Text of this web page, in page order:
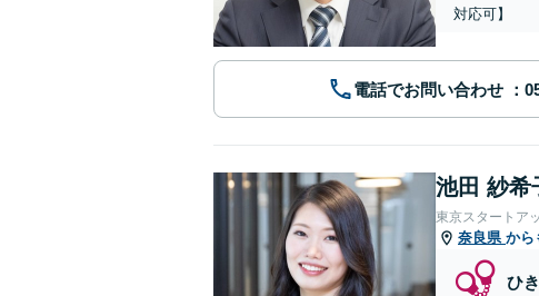
対応可】
電話でお問い合わせ
池田 紗希
東京スタートア
奈良県 から
ひ